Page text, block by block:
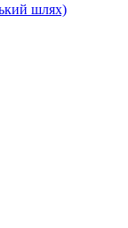
шлях)